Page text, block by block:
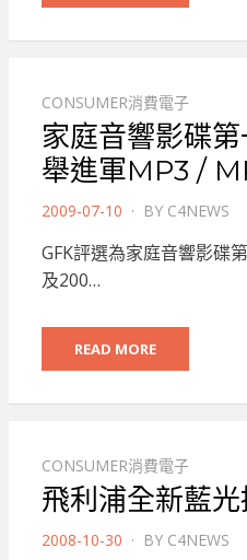
CONSUMER消費電子
家庭音響影碟
舉進軍MP3 /
POSTED
2009-07-10 BY C4NEWS
GFK評選為家庭音響影碟
及200…
READ MORE
CONSUMER消費電子
飛利浦全新藍
POSTED
2008-10-30 BY C4NEWS